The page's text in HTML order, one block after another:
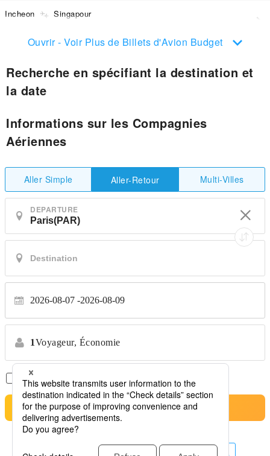
Incheon Singapour
Ouvrir - Voir Plus de Billets d'Avion Budget
Recherche en spécifiant la destination et
la date
Informations sur les Compagnies
Aériennes
Aller Simple Aller-Retour Multi-Villes
DEPARTURE
2026-08-07 2026-08-09
1Voyageur, Économie
Vols Directs Uniquement *Aucun transfert
Rechercher